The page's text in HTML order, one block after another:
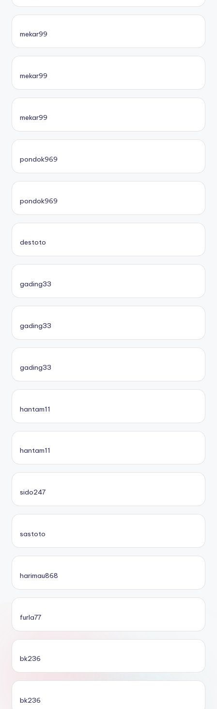
mekar99
mekar99
mekar99
pondok969
pondok969
destoto
gading33
gading33
gading33
hantam11
hantam11
sido247
sastoto
harimau868
furla77
bk236
bk236